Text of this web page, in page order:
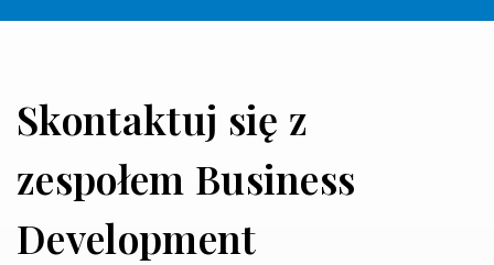
Skontaktuj się z
zespołem Business
Development